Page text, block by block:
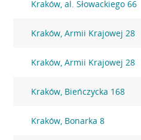
Kraków, al. Słowackiego 66
Kraków, Armii Krajowej 28
Kraków, Armii Krajowej 28
Kraków, Bieńczycka 168
Kraków, Bonarka 8